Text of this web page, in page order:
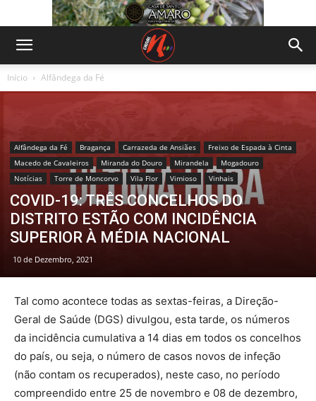
Início Alfândega da Fé
Alfândega da Fé Bragança Carrazeda de Ansiães
Freixo de Espada à Cinta
Macedo de Cavaleiros
Miranda do Douro Mirandela
Mogadouro
Notícias
Torre de Moncorvo Vila Flor Vimioso Vinhais
COVID-19: TRÊS CONCELHOS DO
DISTRITO ESTÃO COM INCIDÊNCIA
SUPERIOR À MÉDIA NACIONAL
10 de Dezembro, 2021
Tal como acontece todas as sextas-feiras, a Direção-
Geral de Saúde (DGS) divulgou, esta tarde, os números
da incidência cumulativa a 14 dias em todos os concelhos
do país, ou seja, o número de casos novos de infeção
(não contam os recuperados), neste caso, no período
compreendido entre 25 de novembro e 08 de dezembro,